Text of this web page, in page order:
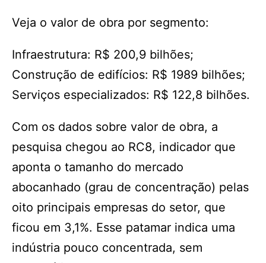
Veja o valor de obra por segmento:
Infraestrutura: R$ 200,9 bilhões;
Construção de edifícios: R$ 1989 bilhões;
Serviços especializados: R$ 122,8 bilhões.
Com os dados sobre valor de obra, a
pesquisa chegou ao RC8, indicador que
aponta o tamanho do mercado
abocanhado (grau de concentração) pelas
oito principais empresas do setor, que
ficou em 3,1%. Esse patamar indica uma
indústria pouco concentrada, sem